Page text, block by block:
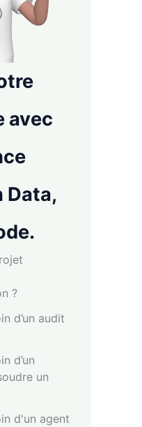
avec
Data,
?
d’un audit
d’un
un
d'un agent